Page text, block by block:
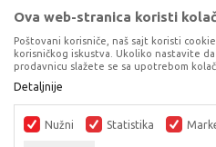
DISNEY PRINCESS SCENE SET
LUTKE
Terms of Service
apply.
Ova web-stranica koristi
Poštovani korisniče, naš sajt koristi
korisničkog iskustva. Ukoliko nastavite
prodavnicu slažete se sa upotrebom
Detaljnije
Nužni Statistika